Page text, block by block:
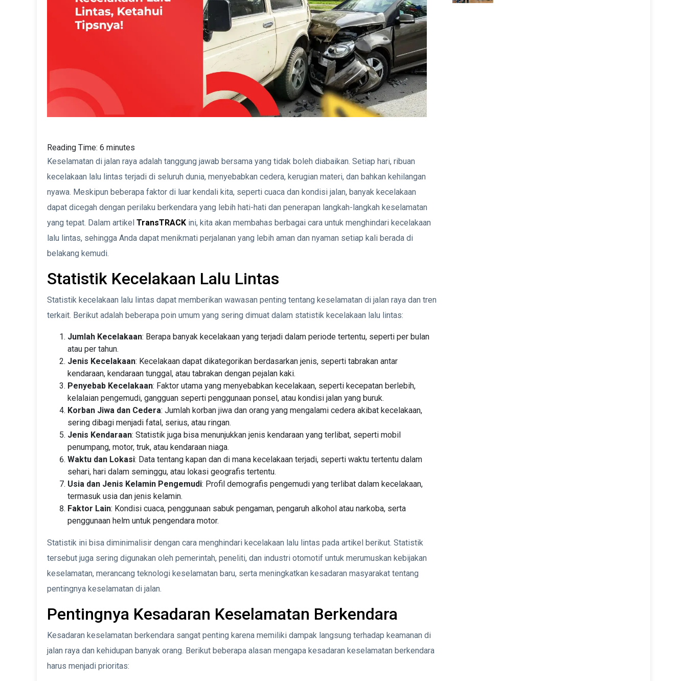
Reading Time: 6 minutes
Keselamatan di jalan raya adalah tanggung jawab bersama yang tidak boleh diabaikan. Setiap hari, ribuan
kecelakaan lalu lintas terjadi di seluruh dunia, menyebabkan cedera, kerugian materi, dan bahkan kehilangan
nyawa. Meskipun beberapa faktor di luar kendali kita, seperti cuaca dan kondisi jalan, banyak kecelakaan
dapat dicegah dengan perilaku berkendara yang lebih hati-hati dan penerapan langkah-langkah keselamatan
yang tepat. Dalam artikel TransTRACK ini, kita akan membahas berbagai cara untuk menghindari kecelakaan
lalu lintas, sehingga Anda dapat menikmati perjalanan yang lebih aman dan nyaman setiap kali berada di
belakang kemudi.
Statistik Kecelakaan Lalu Lintas
Statistik kecelakaan lalu lintas dapat memberikan wawasan penting tentang keselamatan di jalan raya dan tren
terkait. Berikut adalah beberapa poin umum yang sering dimuat dalam statistik kecelakaan lalu lintas:
Jumlah Kecelakaan: Berapa banyak kecelakaan yang terjadi dalam periode tertentu, seperti per bulan
atau per tahun.
Jenis Kecelakaan: Kecelakaan dapat dikategorikan berdasarkan jenis, seperti tabrakan antar
kendaraan, kendaraan tunggal, atau tabrakan dengan pejalan kaki.
Penyebab Kecelakaan: Faktor utama yang menyebabkan kecelakaan, seperti kecepatan berlebih,
kelalaian pengemudi, gangguan seperti penggunaan ponsel, atau kondisi jalan yang buruk.
Korban Jiwa dan Cedera: Jumlah korban jiwa dan orang yang mengalami cedera akibat kecelakaan,
sering dibagi menjadi fatal, serius, atau ringan.
Jenis Kendaraan: Statistik juga bisa menunjukkan jenis kendaraan yang terlibat, seperti mobil
penumpang, motor, truk, atau kendaraan niaga.
Waktu dan Lokasi: Data tentang kapan dan di mana kecelakaan terjadi, seperti waktu tertentu dalam
sehari, hari dalam seminggu, atau lokasi geografis tertentu.
Usia dan Jenis Kelamin Pengemudi: Profil demografis pengemudi yang terlibat dalam kecelakaan,
termasuk usia dan jenis kelamin.
Faktor Lain: Kondisi cuaca, penggunaan sabuk pengaman, pengaruh alkohol atau narkoba, serta
penggunaan helm untuk pengendara motor.
Statistik ini bisa diminimalisir dengan cara menghindari kecelakaan lalu lintas pada artikel berikut. Statistik
tersebut juga sering digunakan oleh pemerintah, peneliti, dan industri otomotif untuk merumuskan kebijakan
keselamatan, merancang teknologi keselamatan baru, serta meningkatkan kesadaran masyarakat tentang
pentingnya keselamatan di jalan.
Pentingnya Kesadaran Keselamatan Berkendara
Kesadaran keselamatan berkendara sangat penting karena memiliki dampak langsung terhadap keamanan di
jalan raya dan kehidupan banyak orang. Berikut beberapa alasan mengapa kesadaran keselamatan berkendara
harus menjadi prioritas: